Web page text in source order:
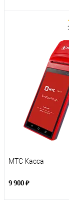
МТС Касса
9 900 ₽